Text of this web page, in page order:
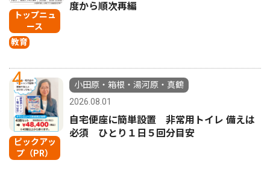
トップニュ
ース
教育
度から順次再編
4
ピックアッ
プ（PR）
小田原・箱根・湯河原・真鶴
2026.08.01
自宅便座に簡単設置 非常用トイレ 備えは
必須 ひとり１日５回分目安